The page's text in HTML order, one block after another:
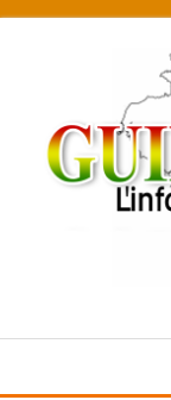
content